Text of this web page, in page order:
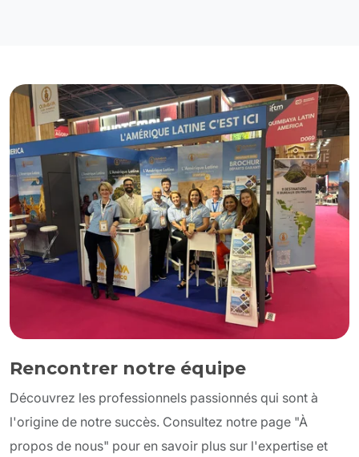
Rencontrer notre équipe
Découvrez les professionnels passionnés qui sont à
l'origine de notre succès. Consultez notre page "À
propos de nous" pour en savoir plus sur l'expertise et